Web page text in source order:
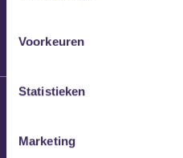
Voorkeuren
Statistieken
Marketing